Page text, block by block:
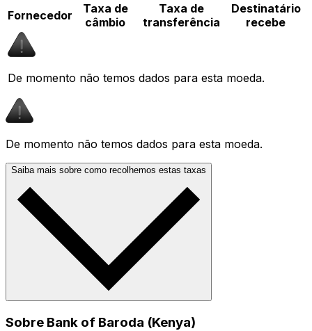
Fornecedor
Taxa de
câmbio
Taxa de
transferência
Destinatário
recebe
De momento não temos dados para esta moeda.
De momento não temos dados para esta moeda.
Saiba mais sobre como recolhemos estas taxas
Sobre Bank of Baroda (Kenya)